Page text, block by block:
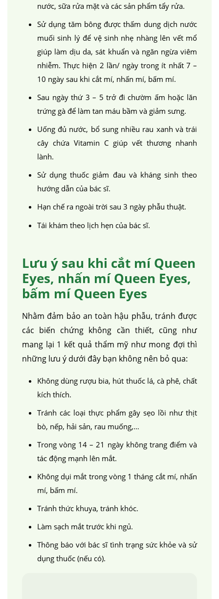
nước, sữa rửa mặt và các sản phẩm tẩy rửa.
Sử dụng tăm bông được thấm dung dịch nước
muối sinh lý để vệ sinh nhẹ nhàng lên vết mổ
giúp làm dịu da, sát khuẩn và ngăn ngừa viêm
nhiễm. Thực hiện 2 lần/ ngày trong ít nhất 7 –
10 ngày sau khi cắt mí, nhấn mí, bấm mí.
Sau ngày thứ 3 – 5 trở đi chườm ấm hoặc lăn
trứng gà để làm tan máu bầm và giảm sưng.
Uống đủ nước, bổ sung nhiều rau xanh và trái
cây chứa Vitamin C giúp vết thương nhanh
lành.
Sử dụng thuốc giảm đau và kháng sinh theo
hướng dẫn của bác sĩ.
Hạn chế ra ngoài trời sau 3 ngày phẫu thuật.
Tái khám theo lịch hẹn của bác sĩ.
Lưu ý sau khi cắt mí Queen
Eyes, nhấn mí Queen Eyes,
bấm mí Queen Eyes
Nhằm đảm bảo an toàn hậu phẫu, tránh được
các biến chứng không cần thiết, cũng như
mang lại 1 kết quả thẩm mỹ như mong đợi thì
những lưu ý dưới đây bạn không nên bỏ qua:
Không dùng rượu bia, hút thuốc lá, cà phê, chất
kích thích.
Tránh các loại thực phẩm gây sẹo lồi như thịt
bò, nếp, hải sản, rau muống,…
Trong vòng 14 – 21 ngày không trang điểm và
tác động mạnh lên mắt.
Không dụi mắt trong vòng 1 tháng cắt mí, nhấn
mí, bấm mí.
Tránh thức khuya, tránh khóc.
Làm sạch mắt trước khi ngủ.
Thông báo với bác sĩ tình trạng sức khỏe và sử
dụng thuốc (nếu có).